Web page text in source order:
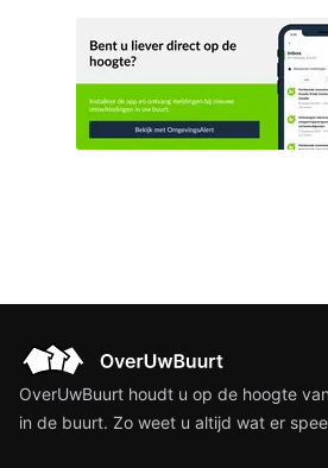
OverUwBuurt houdt u op de hoogte
in de buurt. Zo weet u altijd wat er